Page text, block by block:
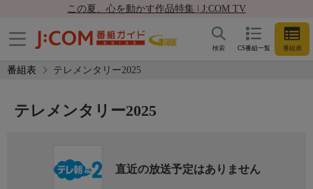
この夏、心を動かす作品特集 | J:COM TV
CS番組一覧 番組表
検索
番組表 テレメンタリー2025
テレメンタリー2025
直近の放送予定はありません